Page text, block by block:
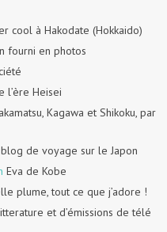
cool à Hakodate (Hokkaido)
fourni en photos
l’ère Heisei
Kagawa et Shikoku, par
de voyage sur le Japon
Eva de Kobe
plume, tout ce que j’adore !
et d’émissions de télé